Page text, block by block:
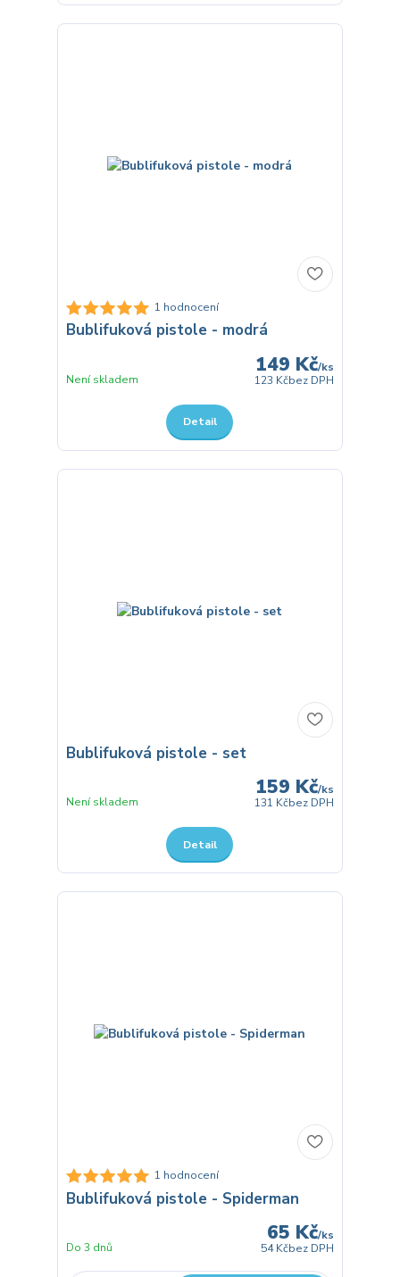
1 hodnocení
Bublifuková pistole - modrá
149 Kč/ks
123 Kčbez DPH
Není skladem
Detail
Bublifuková pistole - set
159 Kč/ks
131 Kčbez DPH
Není skladem
Detail
1 hodnocení
Bublifuková pistole - Spiderman
65 Kč/ks
54 Kčbez DPH
Do 3 dnů